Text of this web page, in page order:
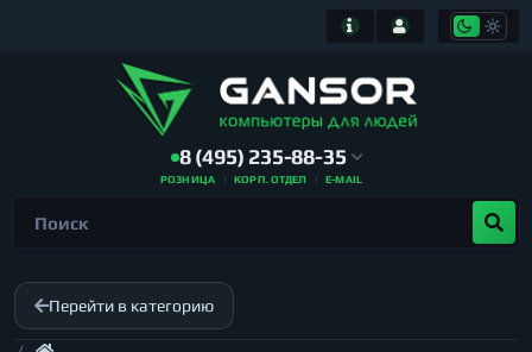
8 (495) 235-88-35
РОЗНИЦА КОРП. ОТДЕЛ E-MAIL
Перейти в категорию